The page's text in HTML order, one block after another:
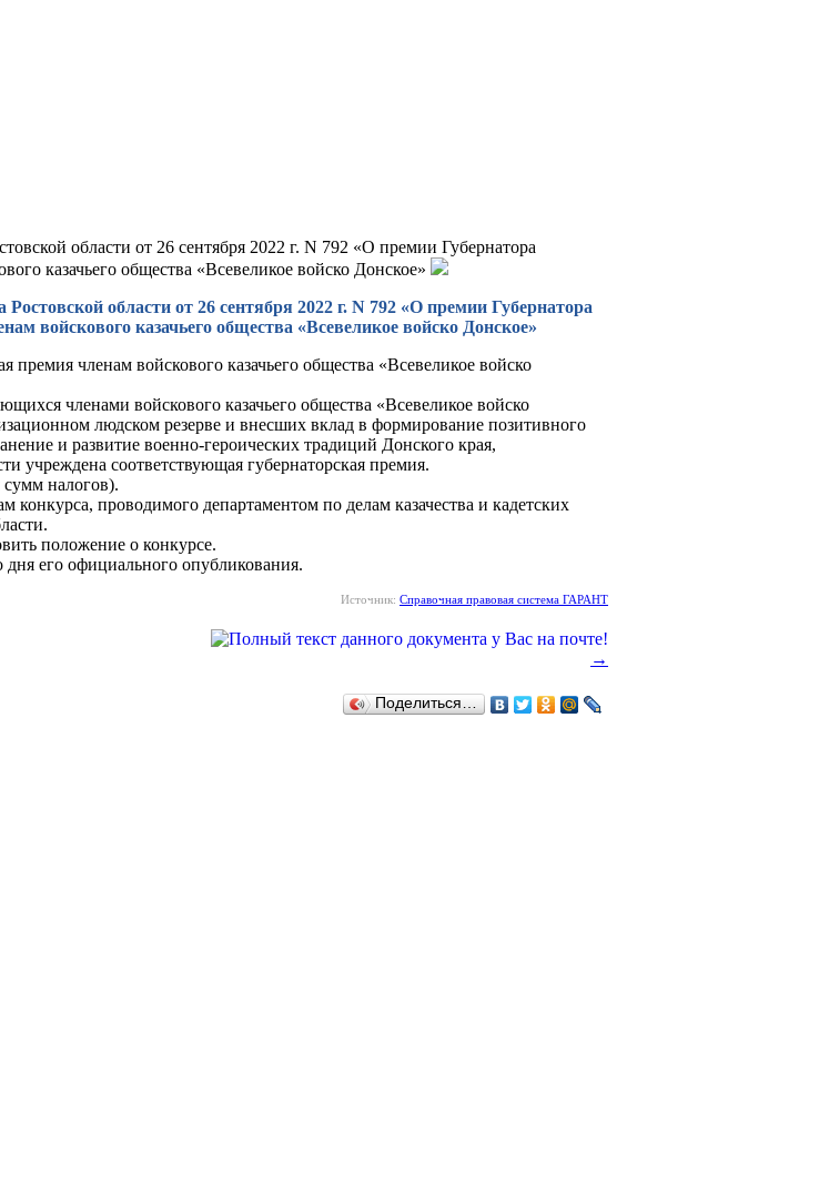
области от 26 сентября 2022 г. N 792 «О премии Губернатора
казачьего общества «Всевеликое войско Донское»
области от 26 сентября 2022 г. N 792 «О премии Губернатора
войскового казачьего общества «Всевеликое войско Донское»
премия членам войскового казачьего общества «Всевеликое войско
членами войскового казачьего общества «Всевеликое войско
людском резерве и внесших вклад в формирование позитивного
и развитие военно-героических традиций Донского края,
учреждена соответствующая губернаторская премия.
налогов).
конкурса, проводимого департаментом по делам казачества и кадетских
положение о конкурсе.
дня его официального опубликования.
Источник: Справочная правовая система ГАРАНТ
→
Поделиться…